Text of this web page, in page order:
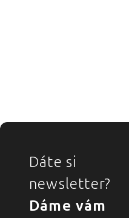
ZÁPATÍ
Dáte si
newsletter?
Dáme vám